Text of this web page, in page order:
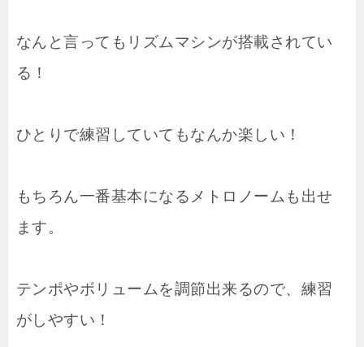
なんと言ってもリズムマシンが搭載されてい
る！
ひとりで練習していてもなんか楽しい！
もちろん一番基本になるメトロノームも出せ
ます。
テンポやボリュームを調節出来るので、練習
がしやすい！